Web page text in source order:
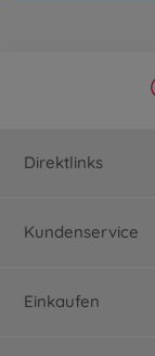
Direktlinks
Kundenservice
Einkaufen